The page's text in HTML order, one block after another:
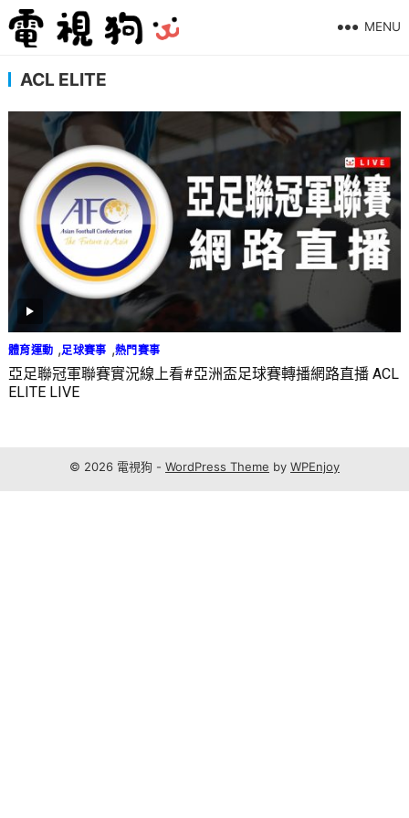
MENU
ACL ELITE
體育運動 ,足球賽事 ,熱門賽事
亞足聯冠軍聯賽實況線上看#亞洲盃足球賽轉播網路直播 ACL
ELITE LIVE
© 2026 電視狗 - WordPress Theme by WPEnjoy